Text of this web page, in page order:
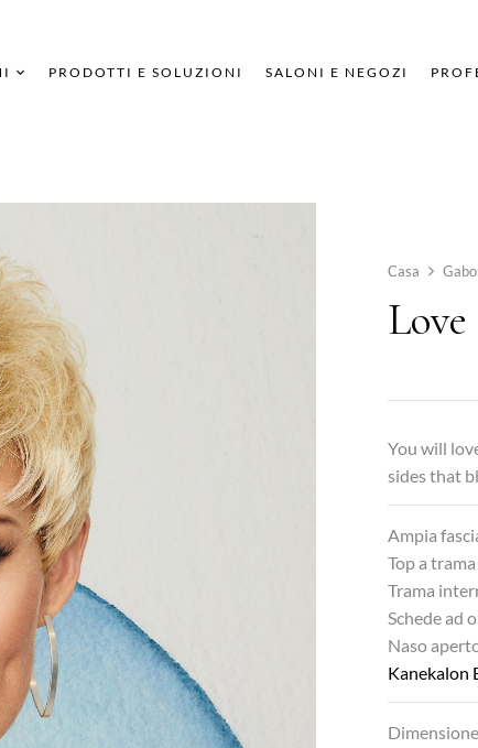
PRODOTTI E SOLUZIONI SALONI E NEGOZI
Casa
Love
You will
sides that
Ampia
Top a
Trama
Schede ad
Naso
Kanekalon